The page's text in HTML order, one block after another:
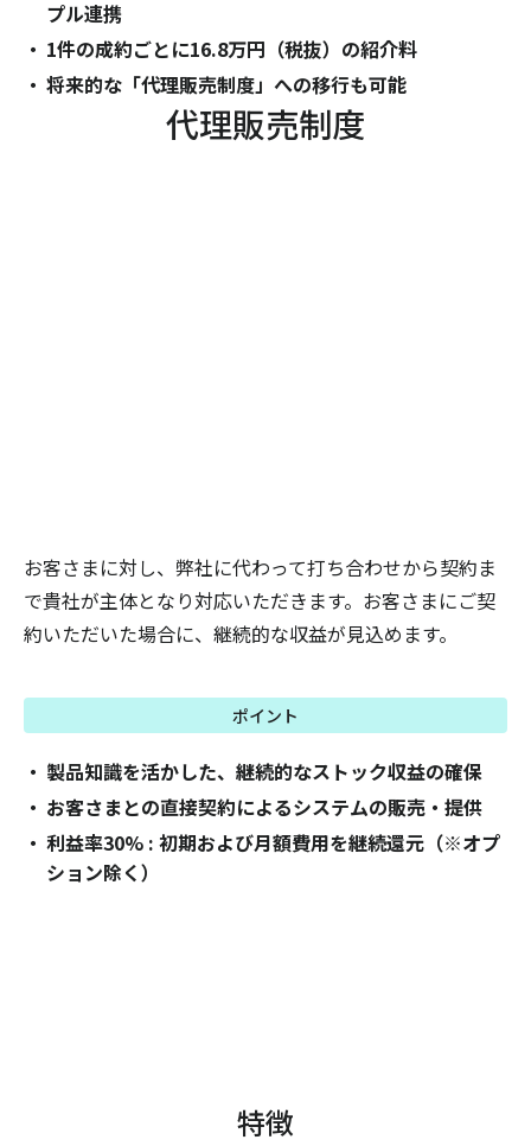
プル連携
1件の成約ごとに16.8万円（税抜）の紹介料
将来的な「代理販売制度」への移行も可能
代理販売制度
お客さまに対し、弊社に代わって打ち合わせから契約ま
で貴社が主体となり対応いただきます。お客さまにご契
約いただいた場合に、継続的な収益が見込めます。
ポイント
製品知識を活かした、継続的なストック収益の確保
お客さまとの直接契約によるシステムの販売・提供
利益率30% : 初期および月額費用を継続還元（※オプ
ション除く）
特徴